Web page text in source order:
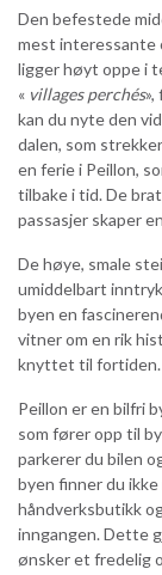
Den befestede
mest interessante
ligger høyt oppe i
« villages perchés
kan du nyte den
dalen, som
en ferie i Peillon,
tilbake i tid. De
passasjer skaper
De høye, smale
umiddelbart
byen en
vitner om en rik
knyttet til fortiden.
Peillon er en bilfri
som fører opp til
parkerer du bilen
byen finner du
håndverksbutikk
inngangen. Dette
ønsker et fredelig